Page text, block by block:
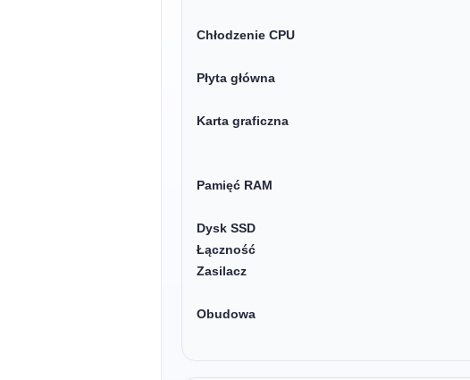
Chłodzenie CPU
Płyta główna
Karta graficzna
Pamięć RAM
Dysk SSD
Łączność
Zasilacz
Obudowa